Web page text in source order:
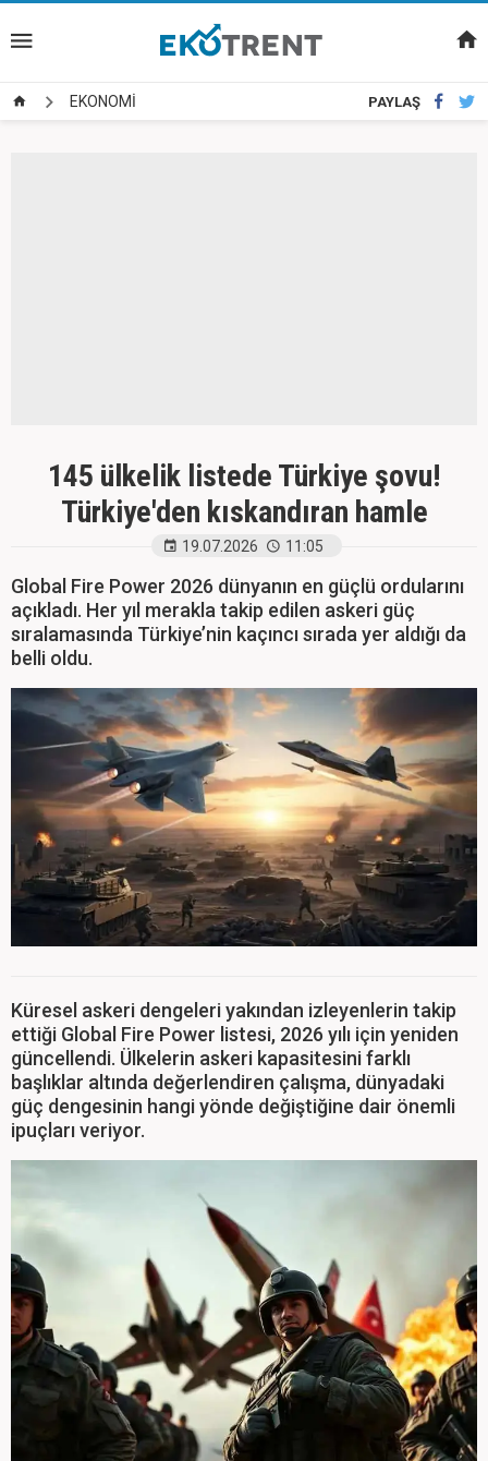
EKONOMİ PAYLAŞ
145 ülkelik listede Türkiye şovu!
Türkiye'den kıskandıran hamle
19.07.2026 11:05
Global Fire Power 2026 dünyanın en güçlü ordularını
açıkladı. Her yıl merakla takip edilen askeri güç
sıralamasında Türkiye’nin kaçıncı sırada yer aldığı da
belli oldu.
Küresel askeri dengeleri yakından izleyenlerin takip
ettiği Global Fire Power listesi, 2026 yılı için yeniden
güncellendi. Ülkelerin askeri kapasitesini farklı
başlıklar altında değerlendiren çalışma, dünyadaki
güç dengesinin hangi yönde değiştiğine dair önemli
ipuçları veriyor.